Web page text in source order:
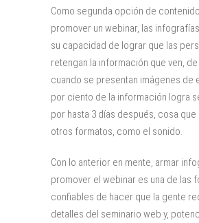
Como segunda opción de
promover un webinar, las
su capacidad de lograr que las
retengan la información que ven,
cuando se presentan imágenes de
por ciento de la información logra
por hasta 3 días después, cosa
otros formatos, como el sonido.
Con lo anterior en mente, armar
promover el webinar es una de las
confiables de hacer que la gente
detalles del seminario web y,